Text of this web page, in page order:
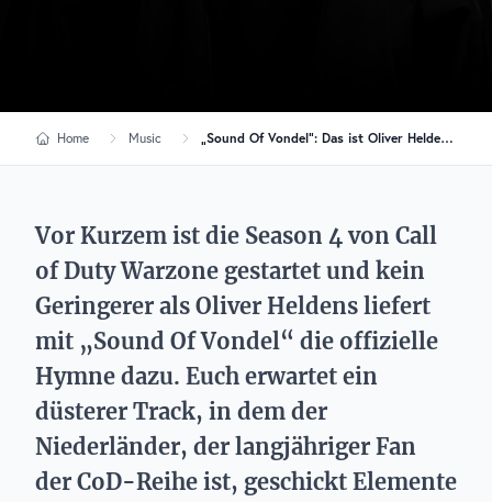
Home Music „Sound Of Vondel“: Das ist Oliver Heldens‘ Call of Duty Warzone Season 4 Hymne
Vor Kurzem ist die Season 4 von Call
of Duty Warzone gestartet und kein
Geringerer als Oliver Heldens liefert
mit „Sound Of Vondel“ die offizielle
Hymne dazu. Euch erwartet ein
düsterer Track, in dem der
Niederländer, der langjähriger Fan
der CoD-Reihe ist, geschickt Elemente